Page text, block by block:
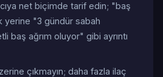
net biçimde tarif edin; "baş
yerine "3 gündür sabah
baş ağrım oluyor" gibi ayrıntı
çıkmayın; daha fazla ilaç